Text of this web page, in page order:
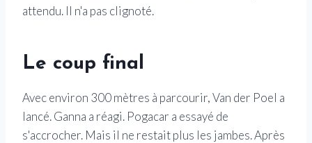
attendu. Il n'a pas clignoté.
Le coup final
Avec environ 300 mètres à parcourir, Van der Poel a
lancé. Ganna a réagi. Pogacar a essayé de
s'accrocher. Mais il ne restait plus les jambes. Après